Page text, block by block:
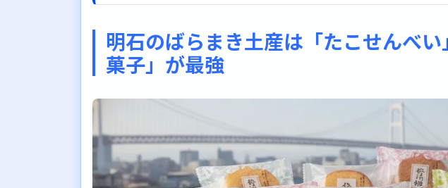
ポイント1：個包装かどうかを確認する
ポイント3：配る人数を事前に把握する
ポイント4：相手の好みを考慮する
まとめ：明石のばらまき土産は海産物系のお菓子がおすすめ
明石のばらまき土産は「たこせんべ
菓子」が最強